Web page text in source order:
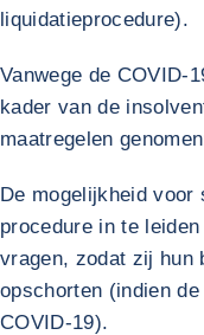
liquidatieprocedure).
Vanwege de COVID-
kader van de
maatregelen
De mogelijkheid voor
procedure in te
vragen, zodat zij hun
opschorten (indien
COVID-19).